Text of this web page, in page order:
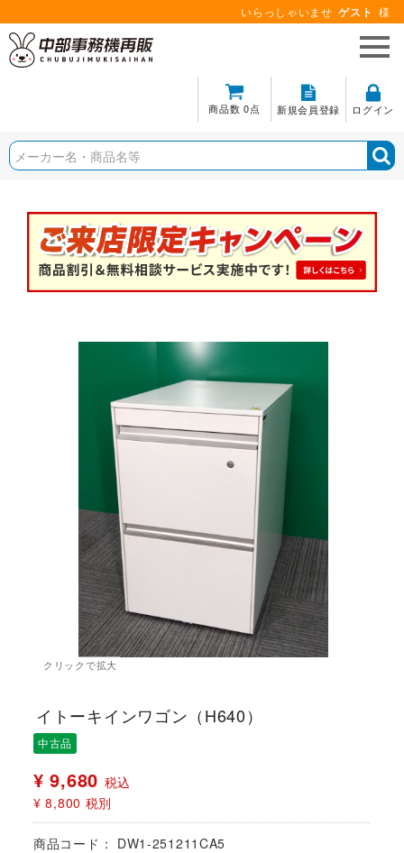
いらっしゃいませ ゲスト 様
新規会員登録 ログイン
商品数 0点
イトーキインワゴン（H640）
中古品
¥ 9,680 税込
¥ 8,800 税別
商品コード： DW1-251211CA5